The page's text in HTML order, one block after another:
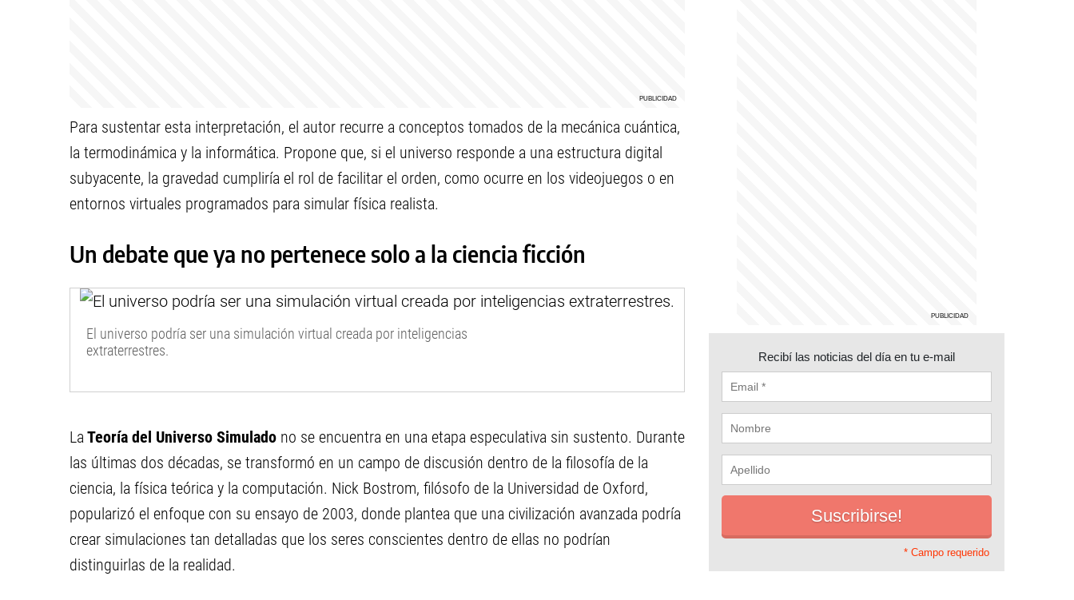
Para sustentar esta interpretación, el autor recurre a conceptos tomados de la mecánica cuántica,
la termodinámica y la informática. Propone que, si el universo responde a una estructura digital
subyacente, la gravedad cumpliría el rol de facilitar el orden, como ocurre en los videojuegos o en
entornos virtuales programados para simular física realista.
Un debate que ya no pertenece solo a la ciencia ficción
El universo podría ser una simulación virtual creada por inteligencias
extraterrestres.
LaTeoría del Universo Simulado no se encuentra en una etapa especulativa sin sustento. Durante
las últimas dos décadas, se transformó en un campo de discusión dentro de la filosofía de la
ciencia, la física teórica y la computación. Nick Bostrom, filósofo de la Universidad de Oxford,
popularizó el enfoque con su ensayo de 2003, donde plantea que una civilización avanzada podría
crear simulaciones tan detalladas que los seres conscientes dentro de ellas no podrían
distinguirlas de la realidad.
Recibí las noticias del día en tu e-mail
* Campo requerido